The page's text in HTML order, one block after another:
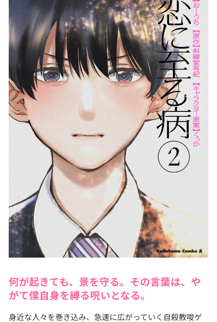
何が起きても、景を守る。その言葉は、や
がて僕自身を縛る呪いとなる。
身近な人々を巻き込み、急速に広がっていく自殺教唆ゲ